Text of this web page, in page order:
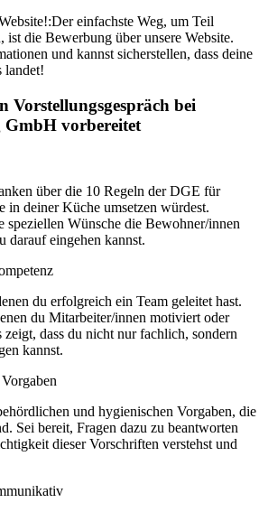
Der einfachste Weg, um Teil
ist die Bewerbung über unsere Website.
und kannst sicherstellen, dass deine
landet!
Vorstellungsgespräch bei
vorbereitet
über die 10 Regeln der DGE für
in deiner Küche umsetzen würdest.
speziellen Wünsche die Bewohner/innen
darauf eingehen kannst.
du erfolgreich ein Team geleitet hast.
du Mitarbeiter/innen motiviert oder
dass du nicht nur fachlich, sondern
kannst.
und hygienischen Vorgaben, die
Sei bereit, Fragen dazu zu beantworten
dieser Vorschriften verstehst und